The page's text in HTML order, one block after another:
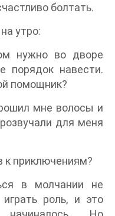
болтать.
утро:
нужно во дворе
порядок навести.
помощник?
мне волосы и
для меня
к приключениям?
в молчании не
роль, и это